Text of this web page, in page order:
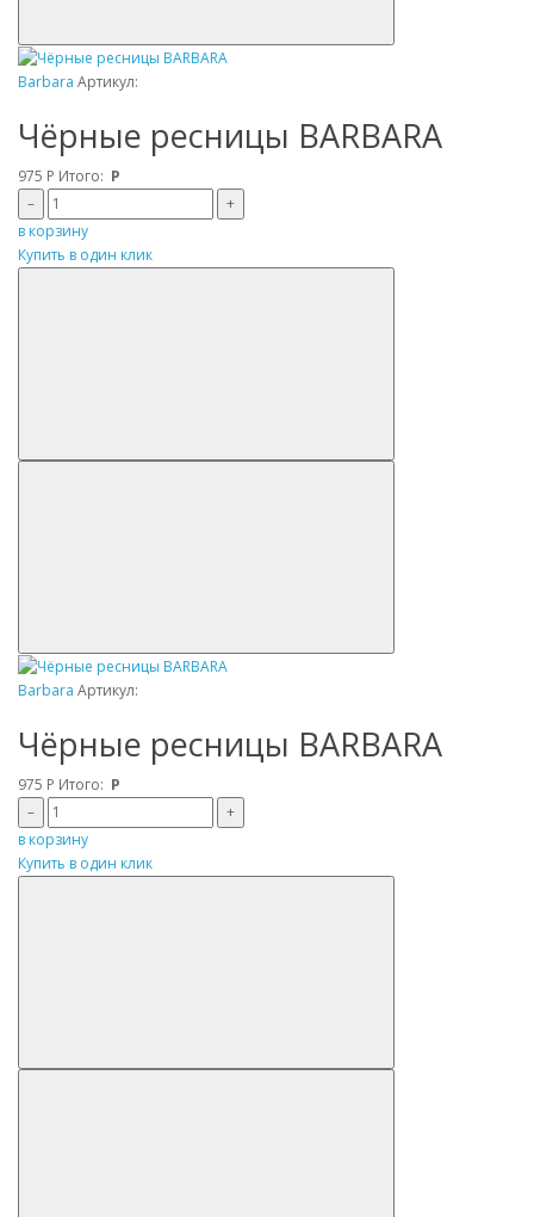
Barbara Артикул:
Чёрные ресницы BARBARA
975 Р Итого: Р
–
+
в корзину
Купить в один клик
Barbara Артикул:
Чёрные ресницы BARBARA
975 Р Итого: Р
–
+
в корзину
Купить в один клик